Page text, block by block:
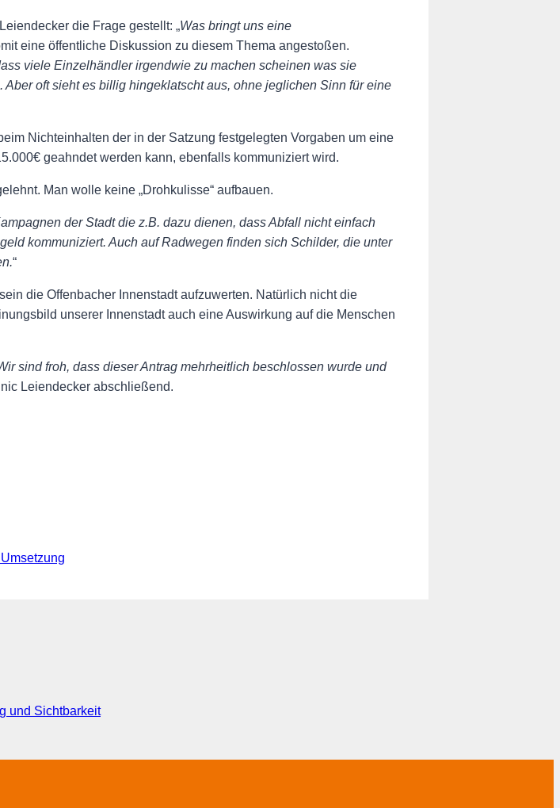
die Frage gestellt: „Was bringt uns eine
eine öffentliche Diskussion zu diesem Thema angestoßen.
viele Einzelhändler irgendwie zu machen scheinen was sie
oft sieht es billig hingeklatscht aus, ohne jeglichen Sinn für eine
Nichteinhalten der in der Satzung festgelegten Vorgaben um eine
geahndet werden kann, ebenfalls kommuniziert wird.
Man wolle keine „Drohkulisse“ aufbauen.
der Stadt die z.B. dazu dienen, dass Abfall nicht einfach
kommuniziert. Auch auf Radwegen finden sich Schilder, die unter
“
die Offenbacher Innenstadt aufzuwerten. Natürlich nicht die
unserer Innenstadt auch eine Auswirkung auf die Menschen
sind froh, dass dieser Antrag mehrheitlich beschlossen wurde und
Leiendecker abschließend.
und Sichtbarkeit